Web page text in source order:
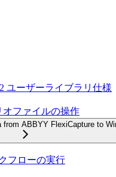
ユーザーライブラリ仕様
オファイルの操作
from ABBYY FlexiCapture to
フローの実行